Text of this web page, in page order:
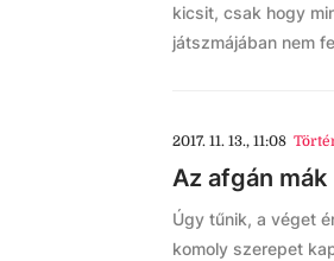
kicsit, csak hogy
játszmájában nem
2017. 11. 13., 11:08
Az afgán mák
Úgy tűnik, a véget
komoly szerepet